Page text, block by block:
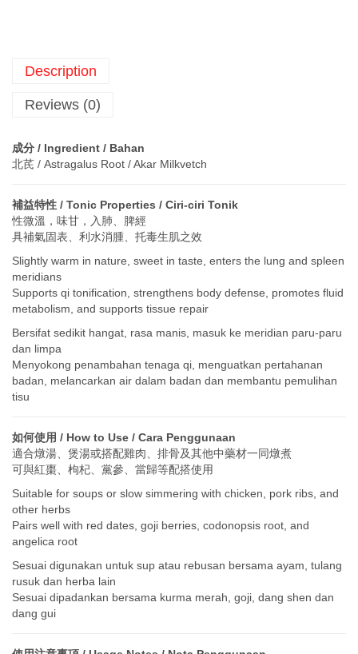
Description
Reviews (0)
成分 / Ingredient / Bahan
北芪 / Astragalus Root / Akar Milkvetch
補益特性 / Tonic Properties / Ciri-ciri Tonik
性微溫，味甘，入肺、脾經
具補氣固表、利水消腫、托毒生肌之效
Slightly warm in nature, sweet in taste, enters the lung and spleen
meridians
Supports qi tonification, strengthens body defense, promotes fluid
metabolism, and supports tissue repair
Bersifat sedikit hangat, rasa manis, masuk ke meridian paru-paru
dan limpa
Menyokong penambahan tenaga qi, menguatkan pertahanan
badan, melancarkan air dalam badan dan membantu pemulihan
tisu
如何使用 / How to Use / Cara Penggunaan
適合燉湯、煲湯或搭配雞肉、排骨及其他中藥材一同燉煮
可與紅棗、枸杞、黨參、當歸等配搭使用
Suitable for soups or slow simmering with chicken, pork ribs, and
other herbs
Pairs well with red dates, goji berries, codonopsis root, and
angelica root
Sesuai digunakan untuk sup atau rebusan bersama ayam, tulang
rusuk dan herba lain
Sesuai dipadankan bersama kurma merah, goji, dang shen dan
dang gui